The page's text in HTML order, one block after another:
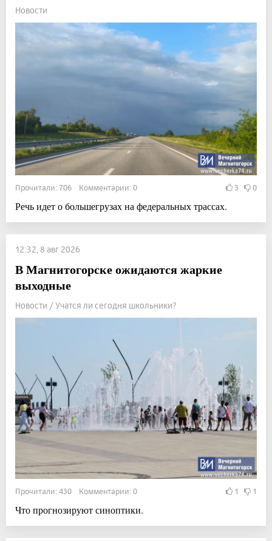
Новости
Прочитали: 706 Комментарии: 0 3 0
Речь идет о большегрузах на федеральных трассах.
12:32, 8 авг 2026
В Магнитогорске ожидаются жаркие
выходные
Новости / Учатся ли сегодня школьники?
Прочитали: 430 Комментарии: 0 1 1
Что прогнозируют синоптики.